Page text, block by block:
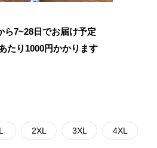
ら7~28日でお届け予定
たり 1000円かかります
2XL 3XL 4XL